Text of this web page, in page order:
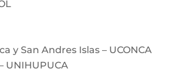
y San Andres Islas – UCONCA
UNIHUPUCA